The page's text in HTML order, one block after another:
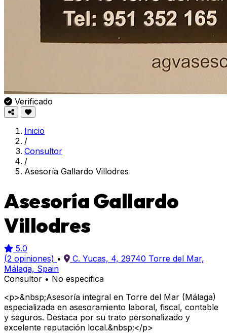
Verificado
Inicio
/
Consultor
/
Asesoría Gallardo Villodres
Asesoría Gallardo
Villodres
5.0
(2 opiniones) •
C. Yucas, 4, 29740 Torre del Mar,
Málaga, Spain
Consultor • No especifica
<p>&nbsp;Asesoría integral en Torre del Mar (Málaga)
especializada en asesoramiento laboral, fiscal, contable
y seguros. Destaca por su trato personalizado y
excelente reputación local.&nbsp;</p>